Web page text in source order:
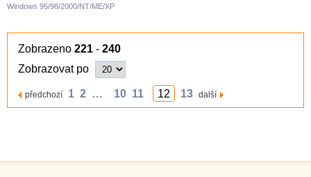
Windows 95/98/2000/NT/ME/XP
Zobrazeno 221 - 240
Zobrazovat po
předchozí 1 2 … 10 11 12 13 další